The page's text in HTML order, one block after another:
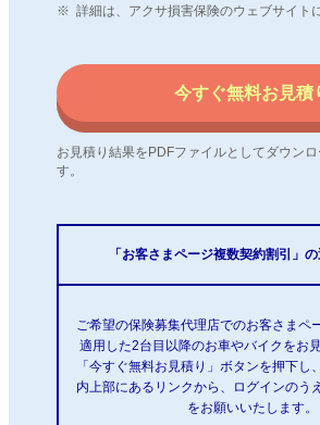
※ 詳細は、アクサ損害保険のウェブサイト
今すぐ無料お見積
お見積り結果をPDFファイルとしてダウン
す。
「お客さまページ複数契約割引」
ご希望の保険募集代理店でのお客さまペ
適用した2台目以降のお車やバイクをお
「今すぐ無料お見積り」ボタンを押下し
内上部にあるリンクから、ログインのう
をお願いいたします。